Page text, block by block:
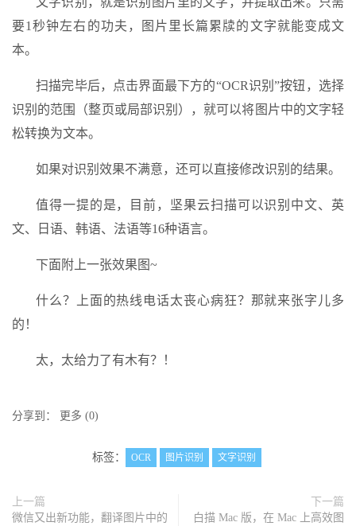
要1秒钟左右的功夫，图片里长篇累牍的文字就能变成文
本。
扫描完毕后，点击界面最下方的“OCR识别”按钮，选择
识别的范围（整页或局部识别），就可以将图片中的文字轻
松转换为文本。
如果对识别效果不满意，还可以直接修改识别的结果。
值得一提的是，目前，坚果云扫描可以识别中文、英
文、日语、韩语、法语等16种语言。
下面附上一张效果图~
什么？上面的热线电话太丧心病狂？那就来张字儿多
的！
太，太给力了有木有？！
分享到： 更多 (0)
标签： OCR 图片识别 文字识别
上一篇
微信又出新功能，翻译图片中的
下一篇
白描 Mac 版，在 Mac 上高效图